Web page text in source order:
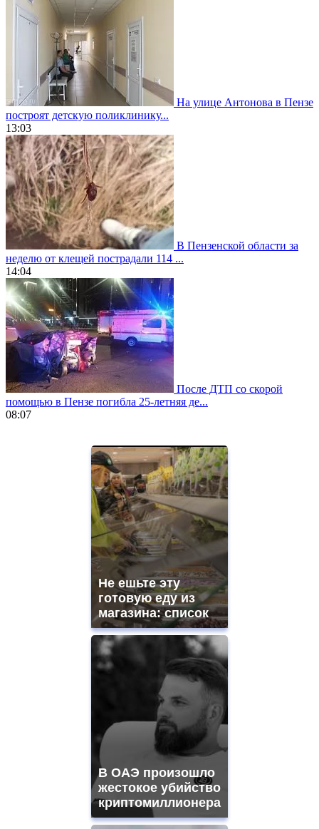
На улице Антонова в Пензе
построят детскую поликлинику...
13:03
В Пензенской области за
неделю от клещей пострадали 114 ...
14:04
После ДТП со скорой
помощью в Пензе погибла 25-летняя де...
08:07
https://gradewatches.to/
https://www.replicasrelojes.to/
Не ешьте эту
готовую еду из
магазина: список
В ОАЭ произошло
жестокое убийство
криптомиллионера